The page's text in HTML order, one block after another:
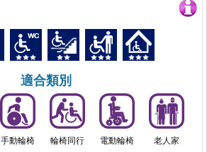
適合類別
手動輪椅 輪椅同行 電動輪椅 老人家